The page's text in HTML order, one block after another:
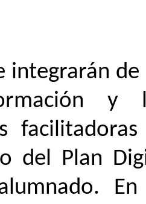
integrarán
y
del Plan